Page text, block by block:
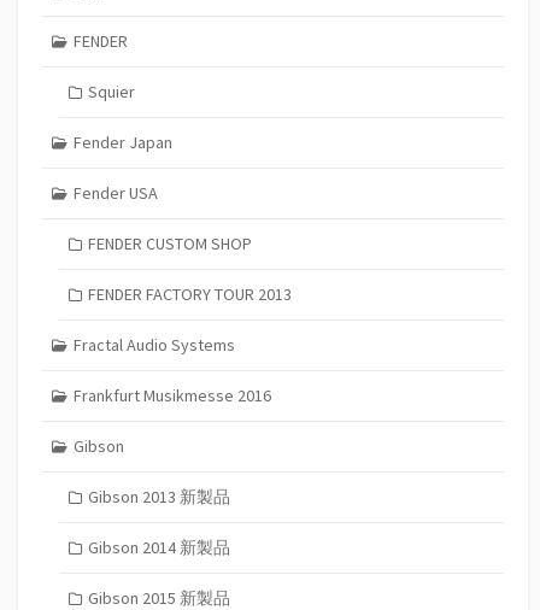
FENDER
Squier
Fender Japan
Fender USA
FENDER CUSTOM SHOP
FENDER FACTORY TOUR 2013
Fractal Audio Systems
Frankfurt Musikmesse 2016
Gibson
Gibson 2013 新製品
Gibson 2014 新製品
Gibson 2015 新製品